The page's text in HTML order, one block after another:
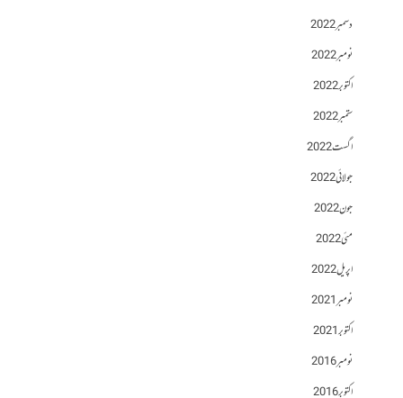
دسمبر 2022
نومبر 2022
اکتوبر 2022
ستمبر 2022
اگست 2022
جولائی 2022
جون 2022
مئی 2022
اپریل 2022
نومبر 2021
اکتوبر 2021
نومبر 2016
اکتوبر 2016